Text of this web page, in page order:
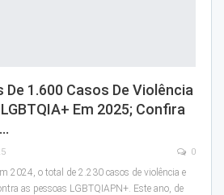
De 1.600 Casos De Violência
Em 2025; Confira
0
2024, o total de 2.230 casos de violência e
as pessoas LGBTQIAPN+. Este ano, de